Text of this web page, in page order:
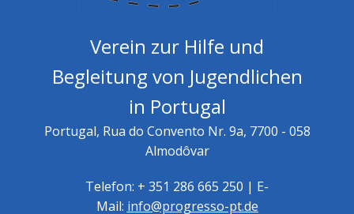
Verein zur Hilfe und
Begleitung von Jugendlichen
in Portugal
Portugal, Rua do Convento Nr. 9a, 7700 - 058
Almodôvar
Telefon: + 351 286 665 250 | E-
Mail: info@progresso-pt.de